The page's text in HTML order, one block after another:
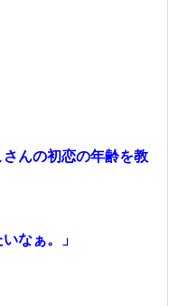
さんの初恋の年齢を教
なぁ。」